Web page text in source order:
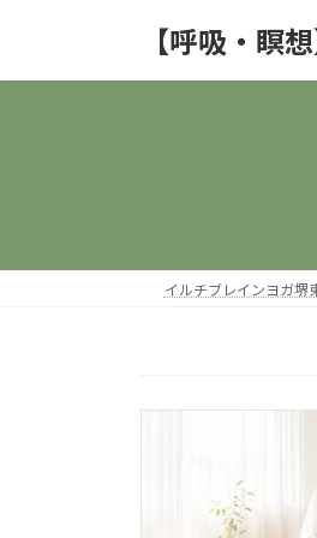
プ
動
【呼吸・瞑
イルチブレインヨガ堺